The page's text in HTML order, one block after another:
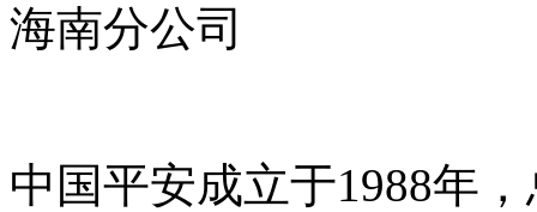
海南分公司
中国平安成立于1988年